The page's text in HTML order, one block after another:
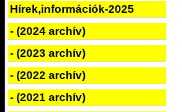
Hírek,információk-2025
- (2024 archív)
- (2023 archív)
- (2022 archív)
- (2021 archív)